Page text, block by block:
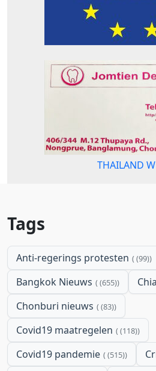
THAILAND
Tags
Anti-regerings protesten (99)
Bangkok Nieuws (655)
Chonburi nieuws (83)
Covid19 maatregelen (118)
Covid19 pandemie (515)